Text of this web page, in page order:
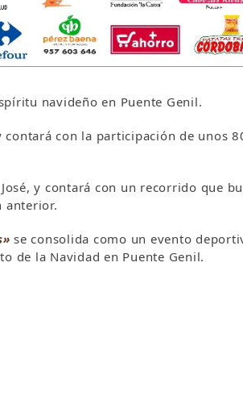
navideño en Puente Genil.
con la participación de unos
y contará con un recorrido que
anterior.
se consolida como un evento
de la Navidad en Puente Genil.